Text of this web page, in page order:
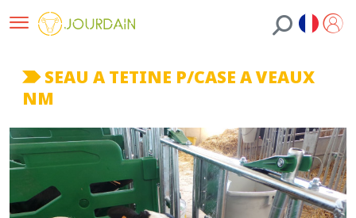
SEAU A TETINE P/CASE A VEAUX
NM